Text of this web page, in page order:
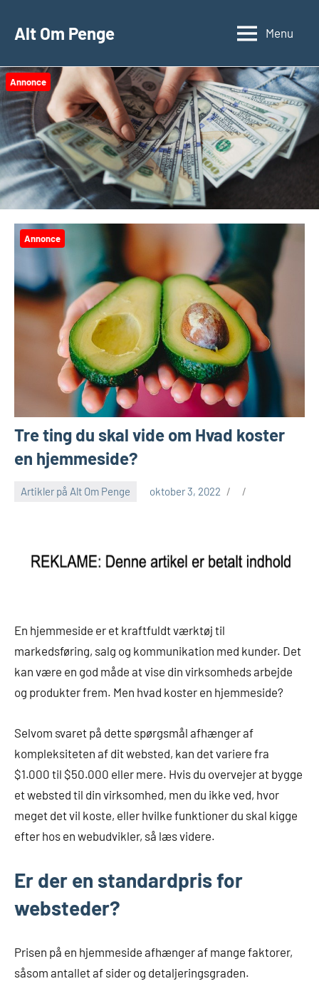
Alt Om Penge Menu
Annonce
Annonce
Tre ting du skal vide om Hvad koster
en hjemmeside?
Artikler på Alt Om Penge oktober 3, 2022
En hjemmeside er et kraftfuldt værktøj til
markedsføring, salg og kommunikation med kunder. Det
kan være en god måde at vise din virksomheds arbejde
og produkter frem. Men hvad koster en hjemmeside?
Selvom svaret på dette spørgsmål afhænger af
kompleksiteten af dit websted, kan det variere fra
$1.000 til $50.000 eller mere. Hvis du overvejer at bygge
et websted til din virksomhed, men du ikke ved, hvor
meget det vil koste, eller hvilke funktioner du skal kigge
efter hos en webudvikler, så læs videre.
Er der en standardpris for
websteder?
Prisen på en hjemmeside afhænger af mange faktorer,
såsom antallet af sider og detaljeringsgraden.